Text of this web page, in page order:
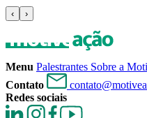
‹ ›
Menu Palestrantes Sobre a
Contato
Redes sociais